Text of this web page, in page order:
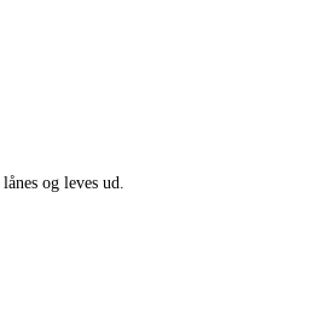
og leves ud.